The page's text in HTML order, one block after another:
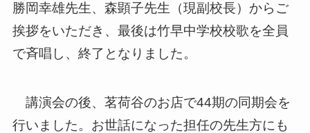
勝岡幸雄先生、森顕子先生（現副校長）からご
挨拶をいただき、最後は竹早中学校校歌を全員
で斉唱し、終了となりました。
講演会の後、茗荷谷のお店で44期の同期会を
行いました。お世話になった担任の先生方にも